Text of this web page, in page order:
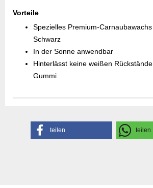
Vorteile
Spezielles Premium-
Schwarz
In der Sonne anwendbar
Hinterlässt keine weißen
Gummi
teilen teilen